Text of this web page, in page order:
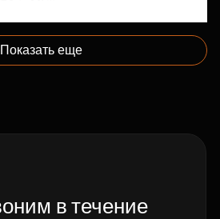
Показать еще
в течение